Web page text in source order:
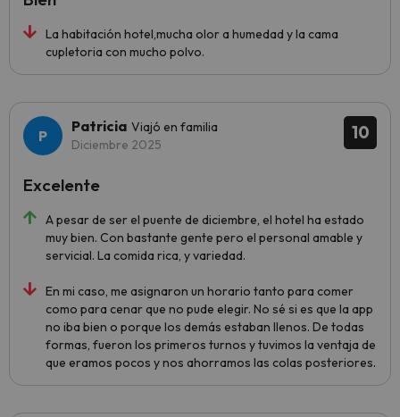
La habitación hotel,mucha olor a humedad y la cama
cupletoria con mucho polvo.
10
Patricia Viajó en familia
Diciembre 2025
A pesar de ser el puente de diciembre, el hotel ha estado
muy bien. Con bastante gente pero el personal amable y
servicial. La comida rica, y variedad.
En mi caso, me asignaron un horario tanto para comer
como para cenar que no pude elegir. No sé si es que la app
no iba bien o porque los demás estaban llenos. De todas
formas, fueron los primeros turnos y tuvimos la ventaja de
que eramos pocos y nos ahorramos las colas posteriores.
Excelente